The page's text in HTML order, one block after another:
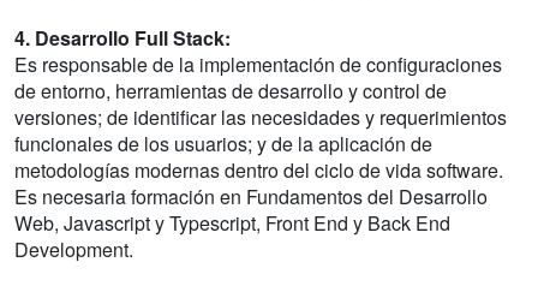
4. Desarrollo Full Stack:
Es responsable de la implementación de configuraciones
de entorno, herramientas de desarrollo y control de
versiones; de identificar las necesidades y requerimientos
funcionales de los usuarios; y de la aplicación de
metodologías modernas dentro del ciclo de vida software.
Es necesaria formación en Fundamentos del Desarrollo
Web, Javascript y Typescript, Front End y Back End
Development.